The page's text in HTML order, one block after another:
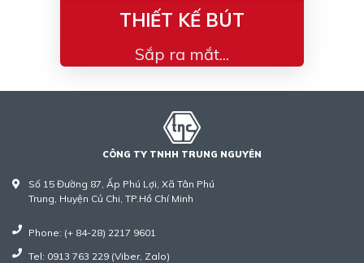
THIẾT KẾ BÚT
Sắp ra mắt...
CÔNG TY TNHH TRUNG NGUYÊN
Số 15 Đường 87, Ấp Phú Lợi, Xã Tân Phú
Trung, Huyện Củ Chi, TP.Hồ Chí Minh
Phone: (+ 84-28) 2217 9601
Tel: 0913 763 229 (Viber, Zalo)